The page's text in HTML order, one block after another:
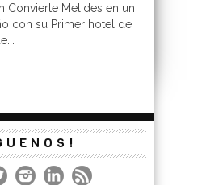
Convierte Melides en un
con su Primer hotel de